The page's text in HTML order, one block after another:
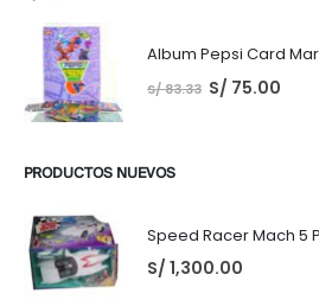
Album Pepsi Card
S/83.33 S/ 75.00
PRODUCTOS NUEVOS
S/ 1,300.00